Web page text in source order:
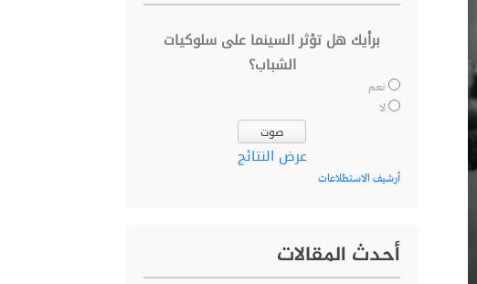
برأيك هل تؤثر السينما على سلوكيات
الشباب؟
نعم
لا
عرض النتائج
أرشيف الاستطلاعات
أحدث المقالات